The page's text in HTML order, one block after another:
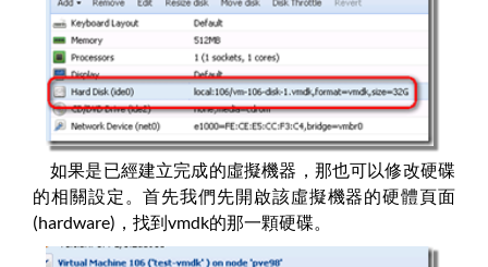
如果是已經建立完成的虛擬機器，那也可以修改硬碟
的相關設定。首先我們先開啟該虛擬機器的硬體頁面
(hardware)，找到vmdk的那一顆硬碟。